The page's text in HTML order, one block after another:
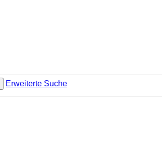
Erweiterte Suche